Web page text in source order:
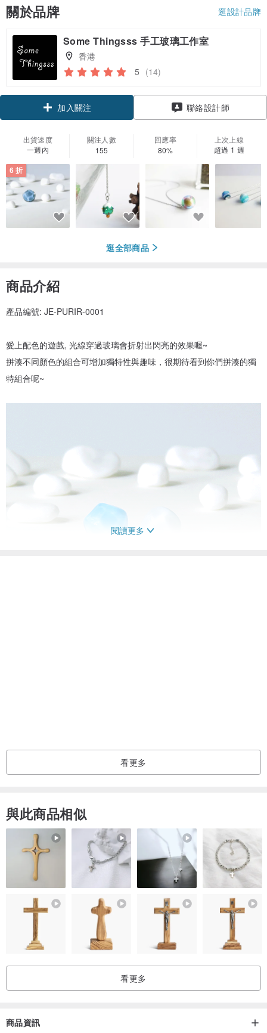
關於品牌 逛設計品牌
Some Thingsss 手工玻璃工作室
香港
5 (14)
領優惠券
加入關注
聯絡設計師
出貨速度
一週內
關注人數
155
回應率
80%
上次上線
超過 1 週
6 折
逛全部商品
商品介紹
產品編號: JE-PURIR-0001
愛上配色的遊戲, 光線穿過玻璃會折射出閃亮的效果喔~
拼湊不同顏色的組合可增加獨特性與趣味，很期待看到你們拼湊的獨
特組合呢~
閱讀更多
看更多
與此商品相似
看更多
商品資訊